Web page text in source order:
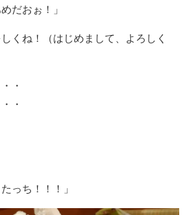
だおぉ！」
くね！（はじめまして、よろしく
・
・
っち！！！」